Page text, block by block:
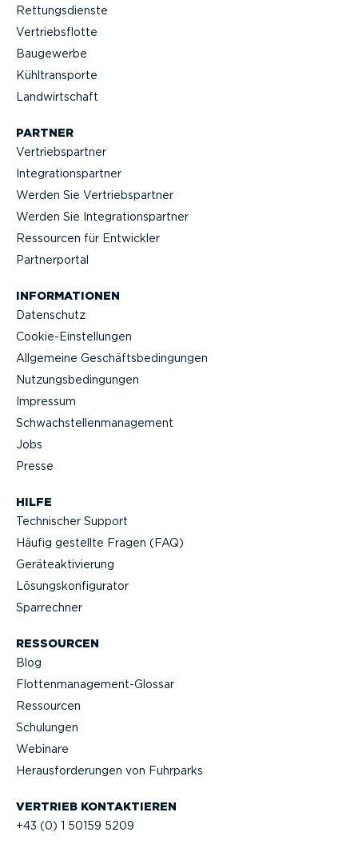
Rettungs­dienste
Vertriebs­flotte
Baugewerbe
Kühltrans­porte
Landwirt­schaft
VERTRIEB KONTAK­TIEREN
+43 (0) 1 50159 5209
HILFE
Technischer Support
Häufig gestellte Fragen (FAQ)
Geräteak­ti­vierung
Lösungs­kon­fi­gu­rator
Sparrechner
RESSOURCEN
Blog
Flotten­management-Glossar
Ressourcen
Schulungen
Webinare
Heraus­for­de­rungen von Fuhrparks
PARTNER
Vertriebs­partner
Integra­ti­ons­partner
Werden Sie Vertriebs­partner
Werden Sie Integra­ti­ons­partner
Ressourcen für Entwickler
Partner­portal
INFOR­MA­TIONEN
Datenschutz
Cookie-Ein­stel­lungen
Allgemeine Geschäfts­be­din­gungen
Nutzungs­be­din­gungen
Impressum
Schwach­stel­len­ma­nagement
Jobs
Presse